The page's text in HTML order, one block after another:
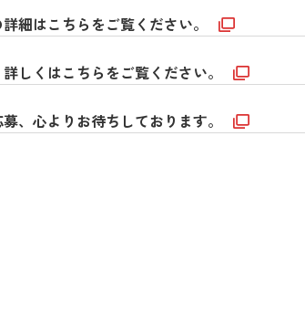
細はこちらをご覧ください。
しくはこちらをご覧ください。
、心よりお待ちしております。